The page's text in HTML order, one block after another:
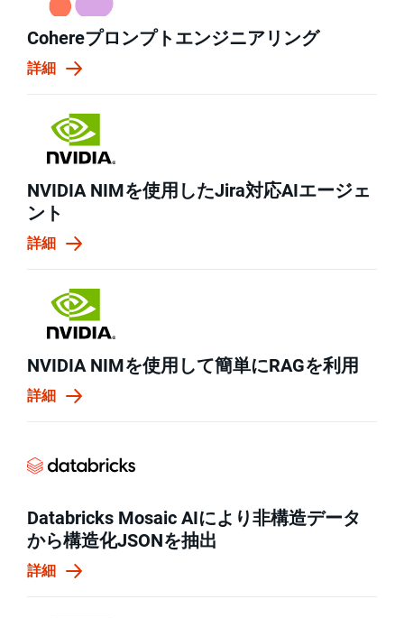
Cohereプロンプトエンジニアリング
詳細
NVIDIA NIMを使用したJira対応AIエージェ
ント
詳細
NVIDIA NIMを使用して簡単にRAGを利用
詳細
Databricks Mosaic AIにより非構造データ
から構造化JSONを抽出
詳細